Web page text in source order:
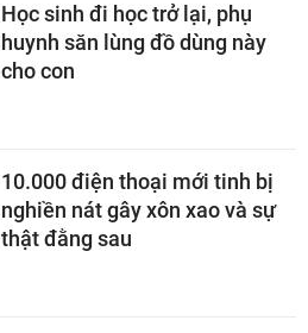
Học sinh đi học trở lại, phụ
huynh săn lùng đồ dùng này
cho con
10.000 điện thoại mới tinh bị
nghiền nát gây xôn xao và sự
thật đằng sau